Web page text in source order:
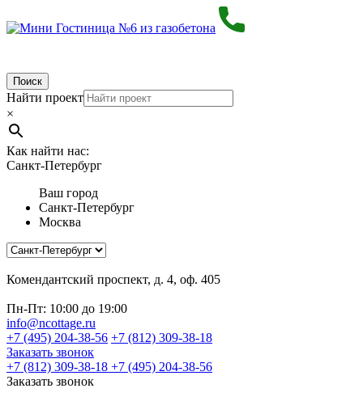
Поиск
Найти проект
×
Как найти нас:
Санкт-Петербург
Ваш город
Санкт-Петербург
Москва
Комендантский проспект, д. 4, оф. 405
Пн-Пт: 10:00 до 19:00
info@ncottage.ru
+7 (495) 204-38-56 +7 (812) 309-38-18
Заказать звонок
+7 (812) 309-38-18 +7 (495) 204-38-56
Заказать звонок